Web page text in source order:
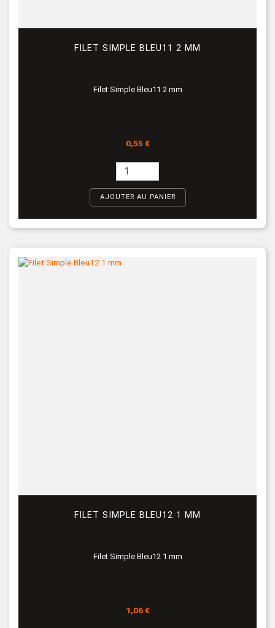
FILET SIMPLE BLEU11 2 MM
Filet Simple Bleu11 2 mm
Prix
0,55 €
AJOUTER AU PANIER
FILET SIMPLE BLEU12 1 MM
Filet Simple Bleu12 1 mm
Prix
1,06 €